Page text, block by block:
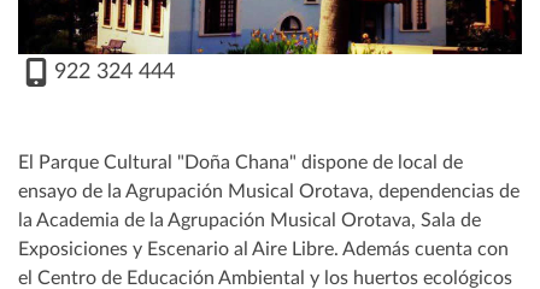
922 324 444
El Parque Cultural "Doña Chana" dispone de local de
ensayo de la Agrupación Musical Orotava, dependencias de
la Academia de la Agrupación Musical Orotava, Sala de
Exposiciones y Escenario al Aire Libre. Además cuenta con
el Centro de Educación Ambiental y los huertos ecológicos